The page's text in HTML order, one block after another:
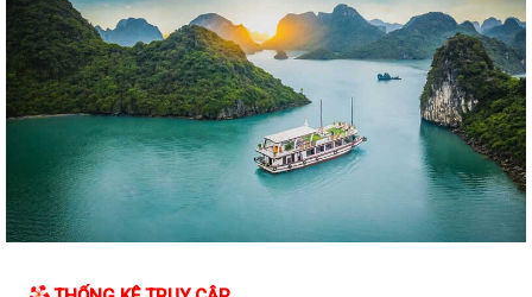
người có công với cách mạng...
Khai mạc Lễ hội truyền thống Đình Phù Long năm 2026
Đặc khu Cát Hải dâng hương tưởng niệm các Anh hùng liệt sĩ nhân kỷ
niệm 79 năm Ngày Thương binh -...
Lãnh đạo đặc khu Cát Hải thăm, tặng quà người có công nhân kỷ niệm
79 năm Ngày Thương binh - Liệt sĩ
Bằng khen